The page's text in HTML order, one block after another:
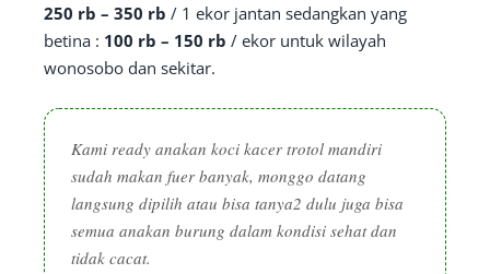
250 rb – 350 rb / 1 ekor jantan sedangkan yang
betina : 100 rb – 150 rb / ekor untuk wilayah
wonosobo dan sekitar.
Kami ready anakan koci kacer trotol mandiri
sudah makan fuer banyak, monggo datang
langsung dipilih atau bisa tanya2 dulu juga bisa
semua anakan burung dalam kondisi sehat dan
tidak cacat.